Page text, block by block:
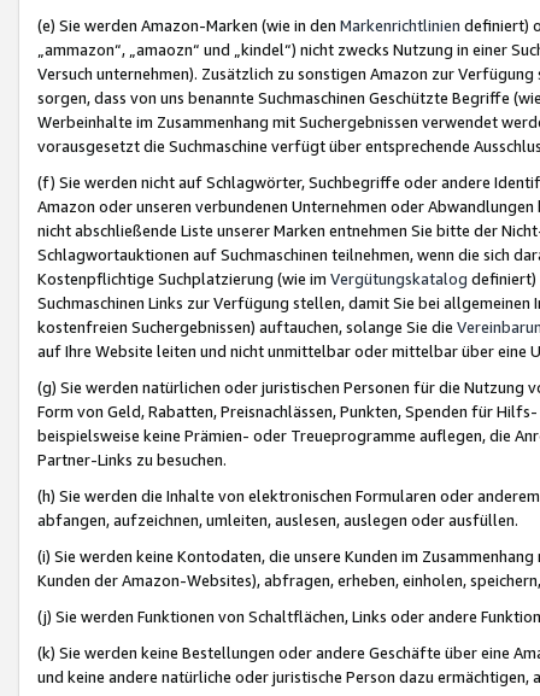
(e) Sie werden Amazon-Marken (wie in den Markenrichtlinien definiert)
„ammazon“, „amaozn“ und „kindel“) nicht zwecks Nutzung in einer
Versuch unternehmen). Zusätzlich zu sonstigen Amazon zur
sorgen, dass von uns benannte Suchmaschinen Geschützte Begriffe
Werbeinhalte im Zusammenhang mit Suchergebnissen verwendet
vorausgesetzt die Suchmaschine verfügt über entsprechende
(f) Sie werden nicht auf Schlagwörter, Suchbegriffe oder andere
Amazon oder unseren verbundenen Unternehmen oder
nicht abschließende Liste unserer Marken entnehmen Sie bitte der
Schlagwortauktionen auf Suchmaschinen teilnehmen, wenn die sich
Kostenpflichtige Suchplatzierung (wie im Vergütungskatalog definiert)
Suchmaschinen Links zur Verfügung stellen, damit Sie bei
kostenfreien Suchergebnissen) auftauchen, solange Sie die
auf Ihre Website leiten und nicht unmittelbar oder mittelbar über eine
(g) Sie werden natürlichen oder juristischen Personen für die Nutzung
Form von Geld, Rabatten, Preisnachlässen, Punkten, Spenden für
beispielsweise keine Prämien- oder Treueprogramme auflegen, die
Partner-Links zu besuchen.
(h) Sie werden die Inhalte von elektronischen Formularen oder
abfangen, aufzeichnen, umleiten, auslesen, auslegen oder ausfüllen.
(i) Sie werden keine Kontodaten, die unsere Kunden im
Kunden der Amazon-Websites), abfragen, erheben, einholen,
(j) Sie werden Funktionen von Schaltflächen, Links oder andere
(k) Sie werden keine Bestellungen oder andere Geschäfte über eine
und keine andere natürliche oder juristische Person dazu